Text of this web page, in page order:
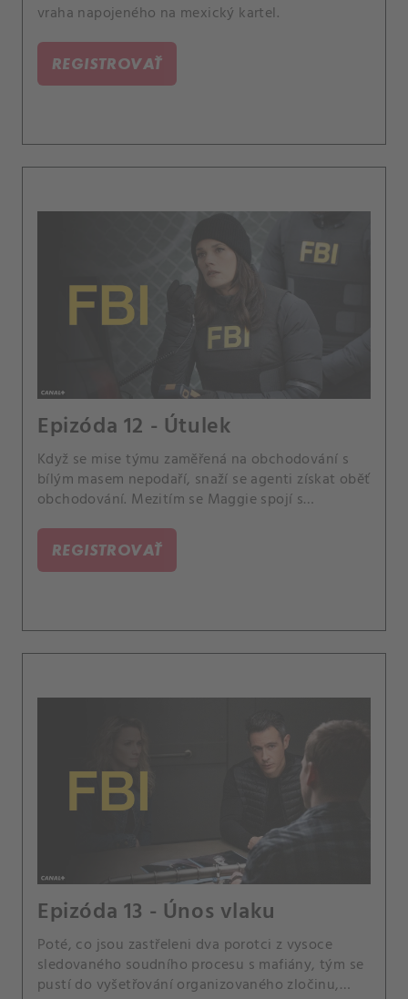
vraha napojeného na mexický kartel.
REGISTROVAŤ
Epizóda 12 - Útulek
Když se mise týmu zaměřená na obchodování s
bílým masem nepodaří, snaží se agenti získat oběť
obchodování. Mezitím se Maggie spojí s
než bude vyhnána z města nebo ještě hůř.
REGISTROVAŤ
Epizóda 13 - Únos vlaku
Poté, co jsou zastřeleni dva porotci z vysoce
sledovaného soudního procesu s mafiány, tým se
pustí do vyšetřování organizovaného zločinu,